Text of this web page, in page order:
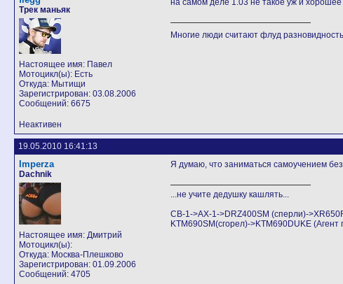
Трек маньяк
Настоящее имя: Павел
Мотоцикл(ы): Есть
Откуда: Мытищи
Зарегистрирован: 03.08.2006
Сообщений: 6675
на самом деле 1.03 не такое уж и
Многие люди считают флуд
Неактивен
19.05.2010 16:41:13
Imperza
Dachnik
Настоящее имя: Дмитрий
Мотоцикл(ы):
Откуда: Москва-Плешково
Зарегистрирован: 01.09.2006
Сообщений: 4705
Я думаю, что заниматься самоучением
...не учите дедушку кашлять...
CB-1->AX-1->DRZ400SM (сперли)-
KTM690SM(сгорел)->KTM690DUKE